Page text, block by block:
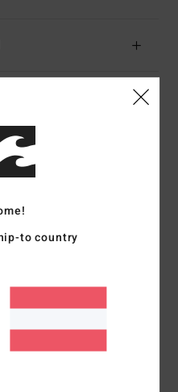
Bewertung
/5
4.0
to country